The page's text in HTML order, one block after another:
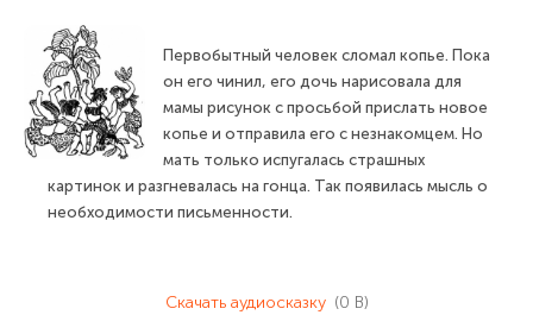
Первобытный человек сломал копье. Пока
он его чинил, его дочь нарисовала для
мамы рисунок с просьбой прислать новое
копье и отправила его с незнакомцем. Но
мать только испугалась страшных
картинок и разгневалась на гонца. Так появилась мысль о
необходимости письменности.
Скачать аудиосказку (0 B)